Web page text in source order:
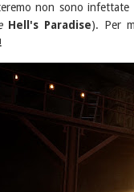
non sono infettate
Hell's Paradise). Per